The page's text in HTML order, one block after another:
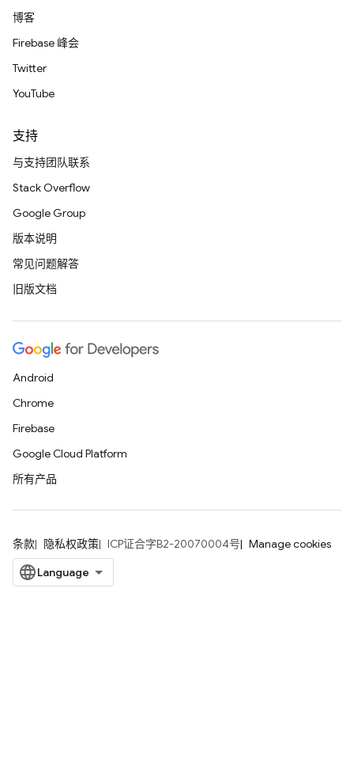
博客
Firebase 峰会
Twitter
YouTube
支持
与支持团队联系
Stack Overflow
Google Group
版本说明
常见问题解答
旧版文档
Android
Chrome
Firebase
Google Cloud Platform
所有产品
条款 隐私权政策 ICP证合字B2-20070004号 Manage cookies